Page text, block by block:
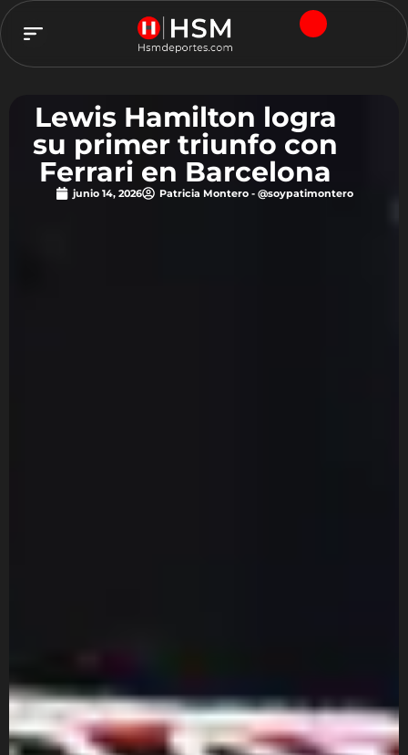
Lewis Hamilton logra
su primer triunfo con
Ferrari en Barcelona
junio 14, 2026 Patricia Montero - @soypatimontero